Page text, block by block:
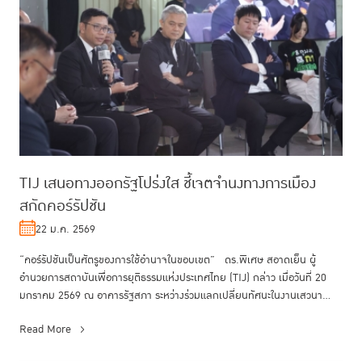
TIJ เสนอทางออกรัฐโปร่งใส ชี้เจตจำนงทางการเมือง
สกัดคอร์รัปชัน
22 ม.ค. 2569
“คอร์รัปชันเป็นศัตรูของการใช้อำนาจในขอบเขต” ดร.พิเศษ สอาดเย็น ผู้
อำนวยการสถาบันเพื่อการยุติธรรมแห่งประเทศไทย (TIJ) กล่าว เมื่อวันที่ 20
มกราคม 2569 ณ อาคารรัฐสภา ระหว่างร่วมแลกเปลี่ยนทัศนะในงานเสวนา...
Read More